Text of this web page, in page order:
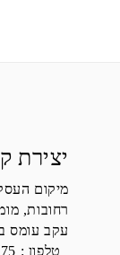
יצירת
מיקום
רחובות,
עקב עומס
טלפון :